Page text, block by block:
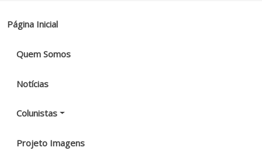
Página Inicial
Quem Somos
Notícias
Colunistas
Projeto Imagens